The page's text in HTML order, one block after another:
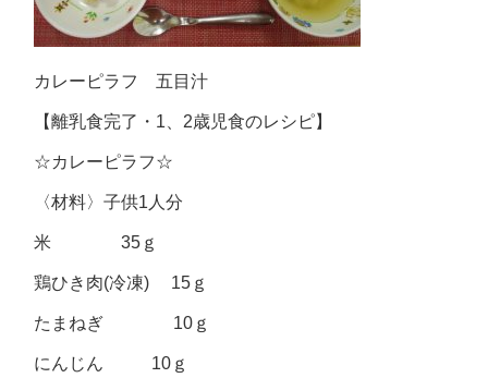
カレーピラフ 五目汁
【離乳食完了・1、2歳児食のレシピ】
☆カレーピラフ☆
〈材料〉子供1人分
米 35ｇ
鶏ひき肉(冷凍) 15ｇ
たまねぎ 10ｇ
にんじん 10ｇ